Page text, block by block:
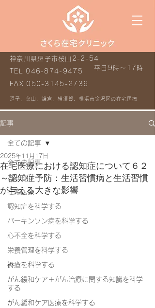
平日9時～17時
神奈川県逗子市桜山2-2-54
TEL 046-874-9475
FAX 050-3145-2736
逗子、葉山、鎌倉、横須賀、横浜市金沢区の在宅医療
記事
全ての記事
お知らせ
在宅医療
認知症を科学する
パーキンソン病を科学する
心不全を科学する
栄養管理を科学する
褥瘡を科学する
がん緩和ケア＋がん治療に関する知識を科学
する
がん緩和ケア医療を科学する
全ての記事
在宅医療における認知症について６２
～認知症予防：生活習慣病と生活習慣
が与える大きな影響
2025年11月17日